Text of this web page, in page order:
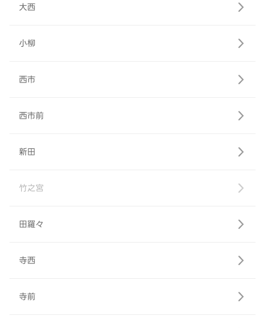
大西
小柳
西市
西市前
新田
竹之宮
田羅々
寺西
寺前